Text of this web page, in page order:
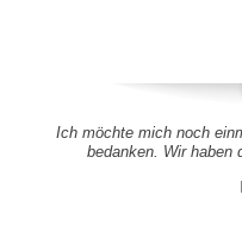
Ich möchte mich noch
bedanken. Wir haben